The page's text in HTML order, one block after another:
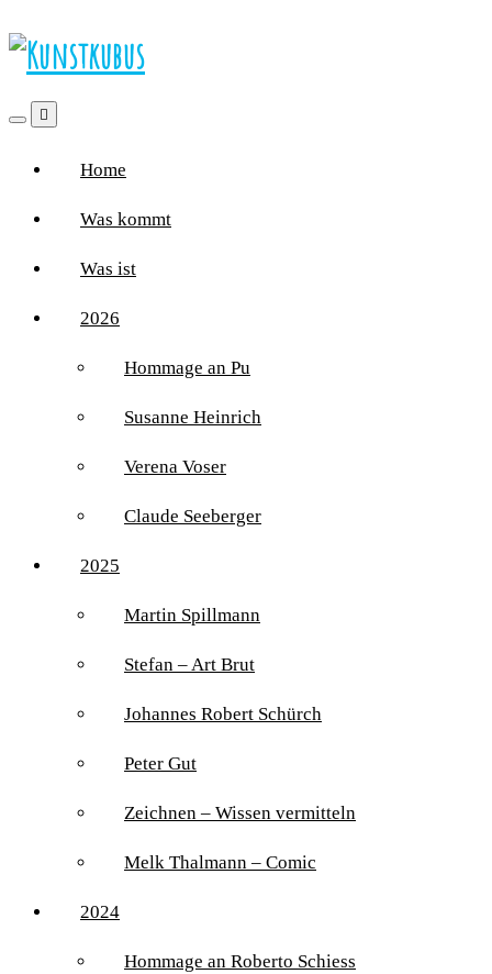
Home
Was kommt
Was ist
2026
Hommage an Pu
Susanne Heinrich
Verena Voser
Claude Seeberger
2025
Martin Spillmann
Stefan – Art Brut
Johannes Robert Schürch
Peter Gut
Zeichnen – Wissen vermitteln
Melk Thalmann – Comic
2024
Hommage an Roberto Schiess